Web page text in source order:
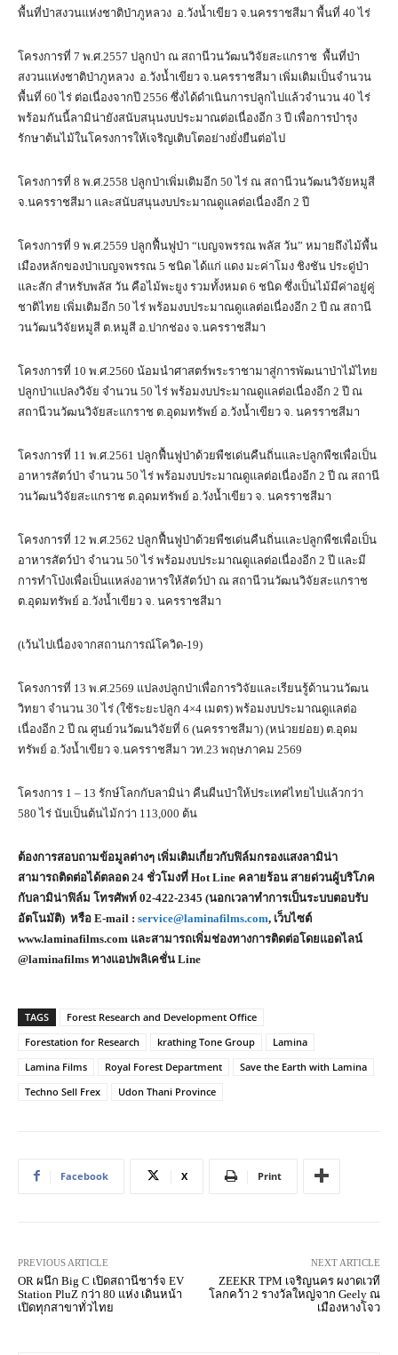
พื้นที่ป่าสงวนแห่งชาติป่าภูหลวง อ.วังน้ำเขียว จ.นครราชสีมา พื้นที่ 40 ไร่
โครงการที่ 7 พ.ศ.2557 ปลูกป่า ณ สถานีวนวัฒนวิจัยสะแกราช พื้นที่ป่า
สงวนแห่งชาติป่าภูหลวง อ.วังน้ำเขียว จ.นครราชสีมา เพิ่มเติมเป็นจำนวน
พื้นที่ 60 ไร่ ต่อเนื่องจากปี 2556 ซึ่งได้ดำเนินการปลูกไปแล้วจำนวน 40 ไร่
พร้อมกันนี้ลามิน่ายังสนับสนุนงบประมาณต่อเนื่องอีก 3 ปี เพื่อการบำรุง
รักษาต้นไม้ในโครงการให้เจริญเติบโตอย่างยั่งยืนต่อไป
โครงการที่ 8 พ.ศ.2558 ปลูกป่าเพิ่มเติมอีก 50 ไร่ ณ สถานีวนวัฒนวิจัยหมูสี
จ.นครราชสีมา และสนับสนุนงบประมาณดูแลต่อเนื่องอีก 2 ปี
โครงการที่ 9 พ.ศ.2559 ปลูกฟื้นฟูป่า “เบญจพรรณ พลัส วัน” หมายถึงไม้พื้น
เมืองหลักของป่าเบญจพรรณ 5 ชนิด ได้แก่ แดง มะค่าโมง ชิงชัน ประดู่ป่า
และสัก สำหรับพลัส วัน คือไม้พะยูง รวมทั้งหมด 6 ชนิด ซึ่งเป็นไม้มีค่าอยู่คู่
ชาติไทย เพิ่มเติมอีก 50 ไร่ พร้อมงบประมาณดูแลต่อเนื่องอีก 2 ปี ณ สถานี
วนวัฒนวิจัยหมูสี ต.หมูสี อ.ปากช่อง จ.นครราชสีมา
โครงการที่ 10 พ.ศ.2560 น้อมนำศาสตร์พระราชามาสู่การพัฒนาป่าไม้ไทย
ปลูกป่าแปลงวิจัย จำนวน 50 ไร่ พร้อมงบประมาณดูแลต่อเนื่องอีก 2 ปี ณ
สถานีวนวัฒนวิจัยสะแกราช ต.อุดมทรัพย์ อ.วังน้ำเขียว จ. นครราชสีมา
โครงการที่ 11 พ.ศ.2561 ปลูกฟื้นฟูป่าด้วยพืชเด่นคืนถิ่นและปลูกพืชเพื่อเป็น
อาหารสัตว์ป่า จำนวน 50 ไร่ พร้อมงบประมาณดูแลต่อเนื่องอีก 2 ปี ณ สถานี
วนวัฒนวิจัยสะแกราช ต.อุดมทรัพย์ อ.วังน้ำเขียว จ. นครราชสีมา
โครงการที่ 12 พ.ศ.2562 ปลูกฟื้นฟูป่าด้วยพืชเด่นคืนถิ่นและปลูกพืชเพื่อเป็น
อาหารสัตว์ป่า จำนวน 50 ไร่ พร้อมงบประมาณดูแลต่อเนื่องอีก 2 ปี และมี
การทำโป่งเพื่อเป็นแหล่งอาหารให้สัตว์ป่า ณ สถานีวนวัฒนวิจัยสะแกราช
ต.อุดมทรัพย์ อ.วังน้ำเขียว จ. นครราชสีมา
(เว้นไปเนื่องจากสถานการณ์โควิด-19)
โครงการที่ 13 พ.ศ.2569 แปลงปลูกป่าเพื่อการวิจัยและเรียนรู้ด้านวนวัฒน
วิทยา จำนวน 30 ไร่ (ใช้ระยะปลูก 4×4 เมตร) พร้อมงบประมาณดูแลต่อ
เนื่องอีก 2 ปี ณ ศูนย์วนวัฒนวิจัยที่ 6 (นครราชสีมา) (หน่วยย่อย) ต.อุดม
ทรัพย์ อ.วังน้ำเขียว จ.นครราชสีมา วท.23 พฤษภาคม 2569
โครงการ 1 – 13 รักษ์โลกกับลามิน่า คืนผืนป่าให้ประเทศไทยไปแล้วกว่า
580 ไร่ นับเป็นต้นไม้กว่า 113,000 ต้น
ต้องการสอบถามข้อมูลต่างๆ เพิ่มเติมเกี่ยวกับฟิล์มกรองแสงลามิน่า
สามารถติดต่อได้ตลอด 24 ชั่วโมงที่ Hot Line คลายร้อน สายด่วนผู้บริโภค
กับลามิน่าฟิล์ม โทรศัพท์ 02-422-2345 (นอกเวลาทำการเป็นระบบตอบรับ
อัตโนมัติ) หรือ E-mail : service@laminafilms.com, เว็บไซต์
www.laminafilms.com และสามารถเพิ่มช่องทางการติดต่อโดยแอดไลน์
@laminafilms ทางแอปพลิเคชั่น Line
TAGS
Forest Research and Development Office
Forestation for Research
krathing Tone Group
Lamina
Lamina Films
Royal Forest Department
Save the Earth with Lamina
Techno Sell Frex
Udon Thani Province
Facebook X Print
PREVIOUS ARTICLE
OR ผนึก Big C เปิดสถานีชาร์จ EV
Station PluZ กว่า 80 แห่ง เดินหน้า
เปิดทุกสาขาทั่วไทย
NEXT ARTICLE
ZEEKR TPM เจริญนคร ผงาดเวที
โลกคว้า 2 รางวัลใหญ่จาก Geely ณ
เมืองหางโจว